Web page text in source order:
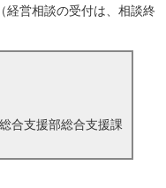
経営相談の受付は、相談終
合支援部総合支援課